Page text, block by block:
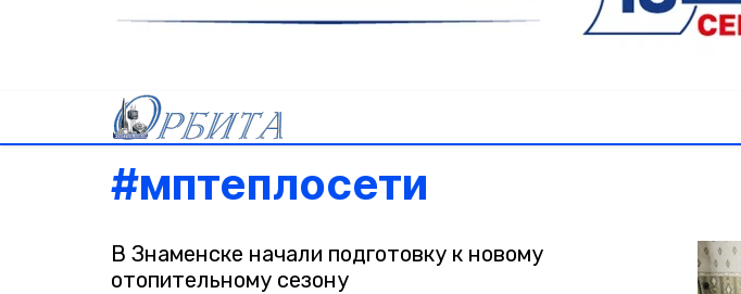
#мптеплосети
В Знаменске начали подготовку к новому
отопительному сезону